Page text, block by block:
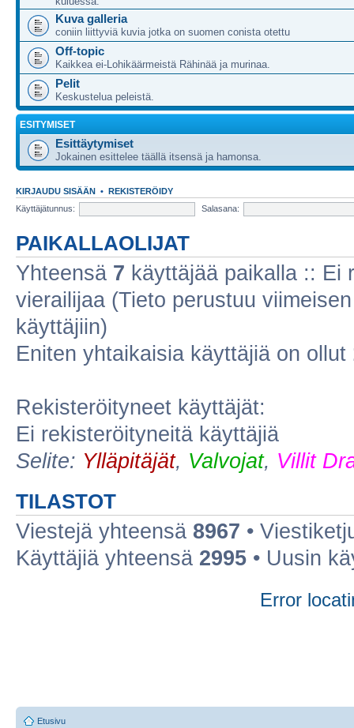
Kuva galleria
coniin liittyviä kuvia jotka on suomen conista otettu
Off-topic
Kaikkea ei-Lohikäärmeistä Rähinää ja murinaa.
Pelit
Keskustelua peleistä.
ESITYMISET
Esittäytymiset
Jokainen esittelee täällä itsensä ja hamonsa.
KIRJAUDU SISÄÄN • REKISTERÖIDY
Käyttäjätunnus:
Salasana:
PAIKALLAOLIJAT
Yhteensä 7 käyttäjää paikalla :: Ei
vierailijaa (Tieto perustuu
käyttäjiin)
Eniten yhtaikaisia käyttäjiä on ollut
Rekisteröityneet käyttäjät:
Ei rekisteröityneitä käyttäjiä
Selite: Ylläpitäjät, Valvojat, Villit
TILASTOT
Viestejä yhteensä 8967 •
Käyttäjiä yhteensä 2995 • Uusin
Error
Etusivu